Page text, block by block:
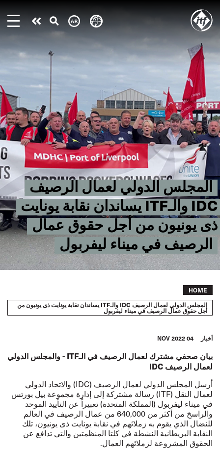
Skip
to
main
content
المجلس الدولي لعمال الرصيف
IDC والـITF يساندان نقابة يونايت
ذى يونيون من أجل حقوق عمال
الرصيف في ميناء ليفربول
Take
action
Breadcrumb
HOME
المجلس الدولي لعمال الرصيف IDC والـITF يساندان نقابة يونايت ذى يونيون من
أجل حقوق عمال الرصيف في ميناء ليفربول
أخبار 04 NOV 2022
بيان صحفي مشترك لعمال الرصيف في الـITF - والمجلس الدولي
لعمال الرصيف IDC
أرسل المجلس الدولي لعمال الرصيف (IDC) والاتحاد الدولي
لعمال النقل (ITF) رسالة مشتركة إلى إدارة مجموعة بيل بورتس
في ميناء ليفربول (المملكة المتحدة) تعبيراً عن التأييد الموحد
والراسخ من أكثر من 640,000 من عمال الرصيف في العالم
للنضال الذي يقوم به زملائهم في نقابة يونايت ذى يونيون، تلك
النقابة البريطانية النشطة في كلتا المنظمتين والتي تدافع عن
الحقوق المشروعة لزملائهم العمال.